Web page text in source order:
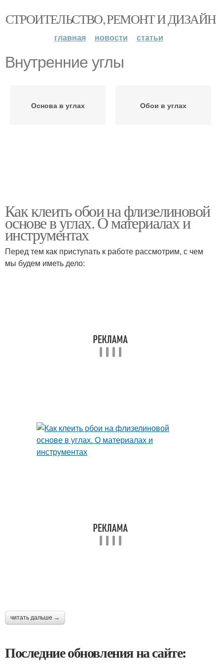
СТРОИТЕЛЬСТВО, РЕМОНТ И ДИЗАЙН
главная новости статьи
Внутренние углы
Основа в углах Обои в углах
Как клеить обои на флизелиновой
основе в углах. О материалах и
инструментах
Перед тем как приступать к работе рассмотрим, с чем
мы будем иметь дело:
читать дальше →
Последние обновления на сайте: